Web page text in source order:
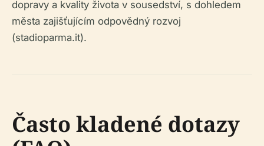
dopravy a kvality života v sousedství, s dohledem
města zajišťujícím odpovědný rozvoj
(stadioparma.it).
Často kladené dotazy